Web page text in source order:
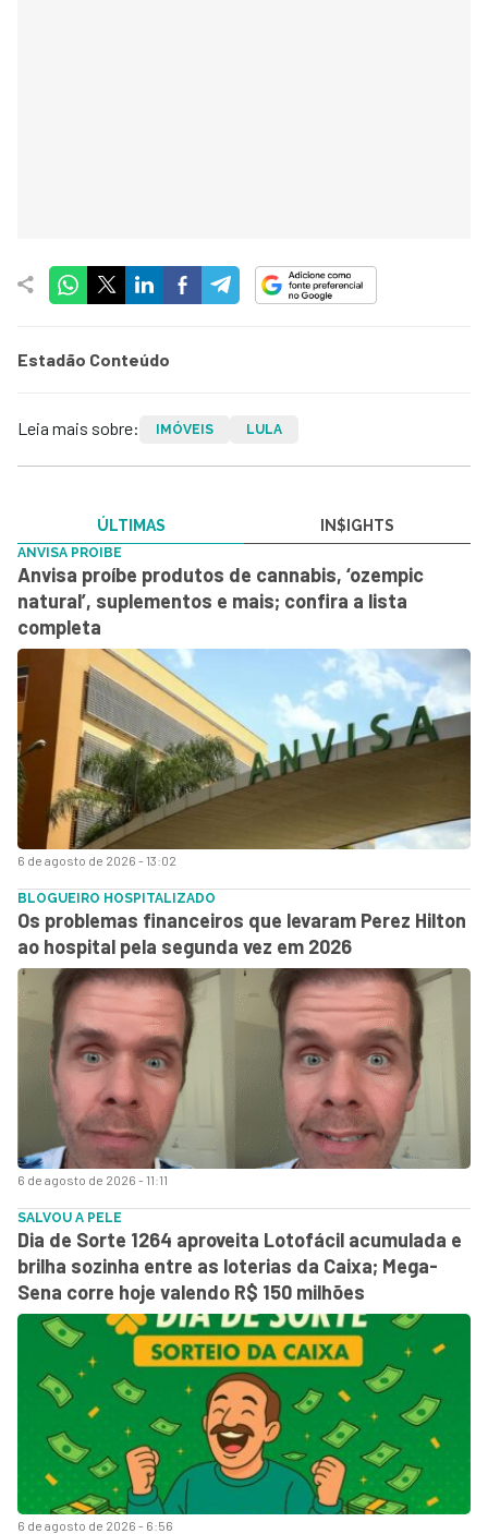
Estadão Conteúdo
Leia mais sobre: IMÓVEIS LULA
ÚLTIMAS IN$IGHTS
6 de agosto de 2026 - 13:02
ANVISA PROIBE
Anvisa proíbe produtos de cannabis, ‘ozempic
natural’, suplementos e mais; confira a lista
completa
6 de agosto de 2026 - 11:11
BLOGUEIRO HOSPITALIZADO
Os problemas financeiros que levaram Perez Hilton
ao hospital pela segunda vez em 2026
6 de agosto de 2026 - 6:56
SALVOU A PELE
Dia de Sorte 1264 aproveita Lotofácil acumulada e
brilha sozinha entre as loterias da Caixa; Mega-
Sena corre hoje valendo R$ 150 milhões